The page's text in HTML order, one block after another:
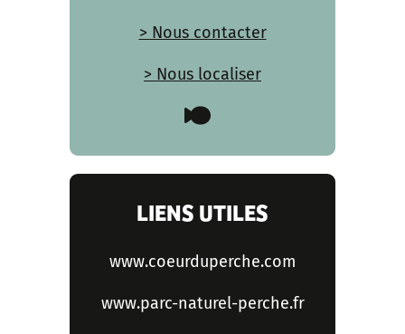
> Nous contacter
> Nous localiser
LIENS UTILES
www.coeurduperche.com
www.parc-naturel-perche.fr